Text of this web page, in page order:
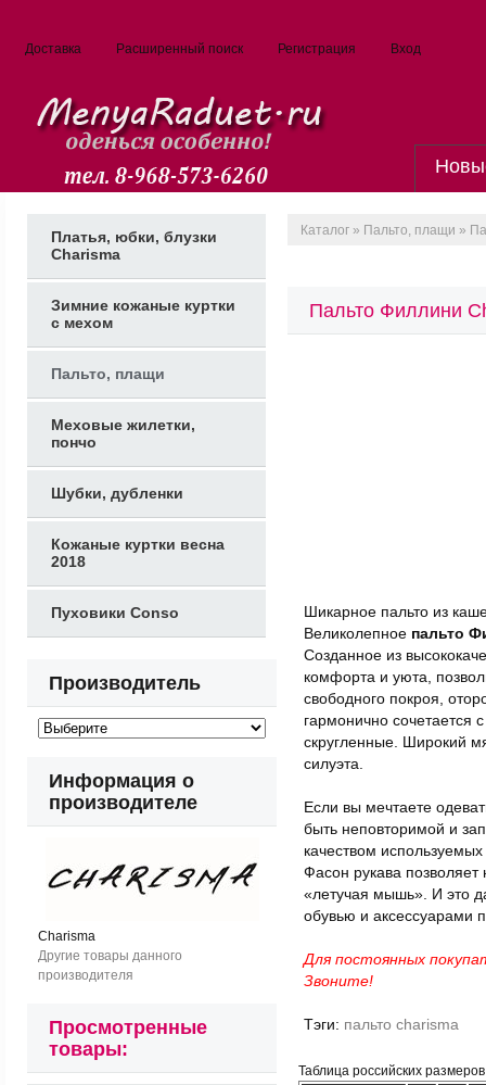
Доставка Расширенный поиск Регистрация Вход
Каталог » Пальто, плащи »
Пальто Филлини
Шикарное пальто из
Великолепное пальто
Созданное из
комфорта и уюта,
свободного покроя,
гармонично сочетается
скругленные. Широкий
силуэта.
Если вы мечтаете
быть неповторимой и
качеством
Фасон рукава
«летучая мышь». И это
обувью и аксессуарами
Для постоянных
Звоните!
Тэги: пальто charisma
Таблица российских
Платья, юбки, блузки
Charisma
Зимние кожаные куртки
с мехом
Пальто, плащи
Меховые жилетки,
пончо
Шубки, дубленки
Кожаные куртки весна
2018
Пуховики Conso
Производитель
Информация о
производителе
Charisma
Другие товары данного
производителя
Просмотренные
товары: